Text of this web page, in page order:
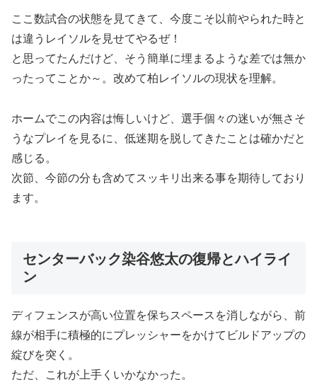
ここ数試合の状態を見てきて、今度こそ以前やられた時と
は違うレイソルを見せてやるぜ！
と思ってたんだけど、そう簡単に埋まるような差では無か
ったってことか～。改めて柏レイソルの現状を理解。
ホームでこの内容は悔しいけど、選手個々の迷いが無さそ
うなプレイを見るに、低迷期を脱してきたことは確かだと
感じる。
次節、今節の分も含めてスッキリ出来る事を期待しており
ます。
センターバック染谷悠太の復帰とハイライ
ン
ディフェンスが高い位置を保ちスペースを消しながら、前
線が相手に積極的にプレッシャーをかけてビルドアップの
綻びを突く。
ただ、これが上手くいかなかった。